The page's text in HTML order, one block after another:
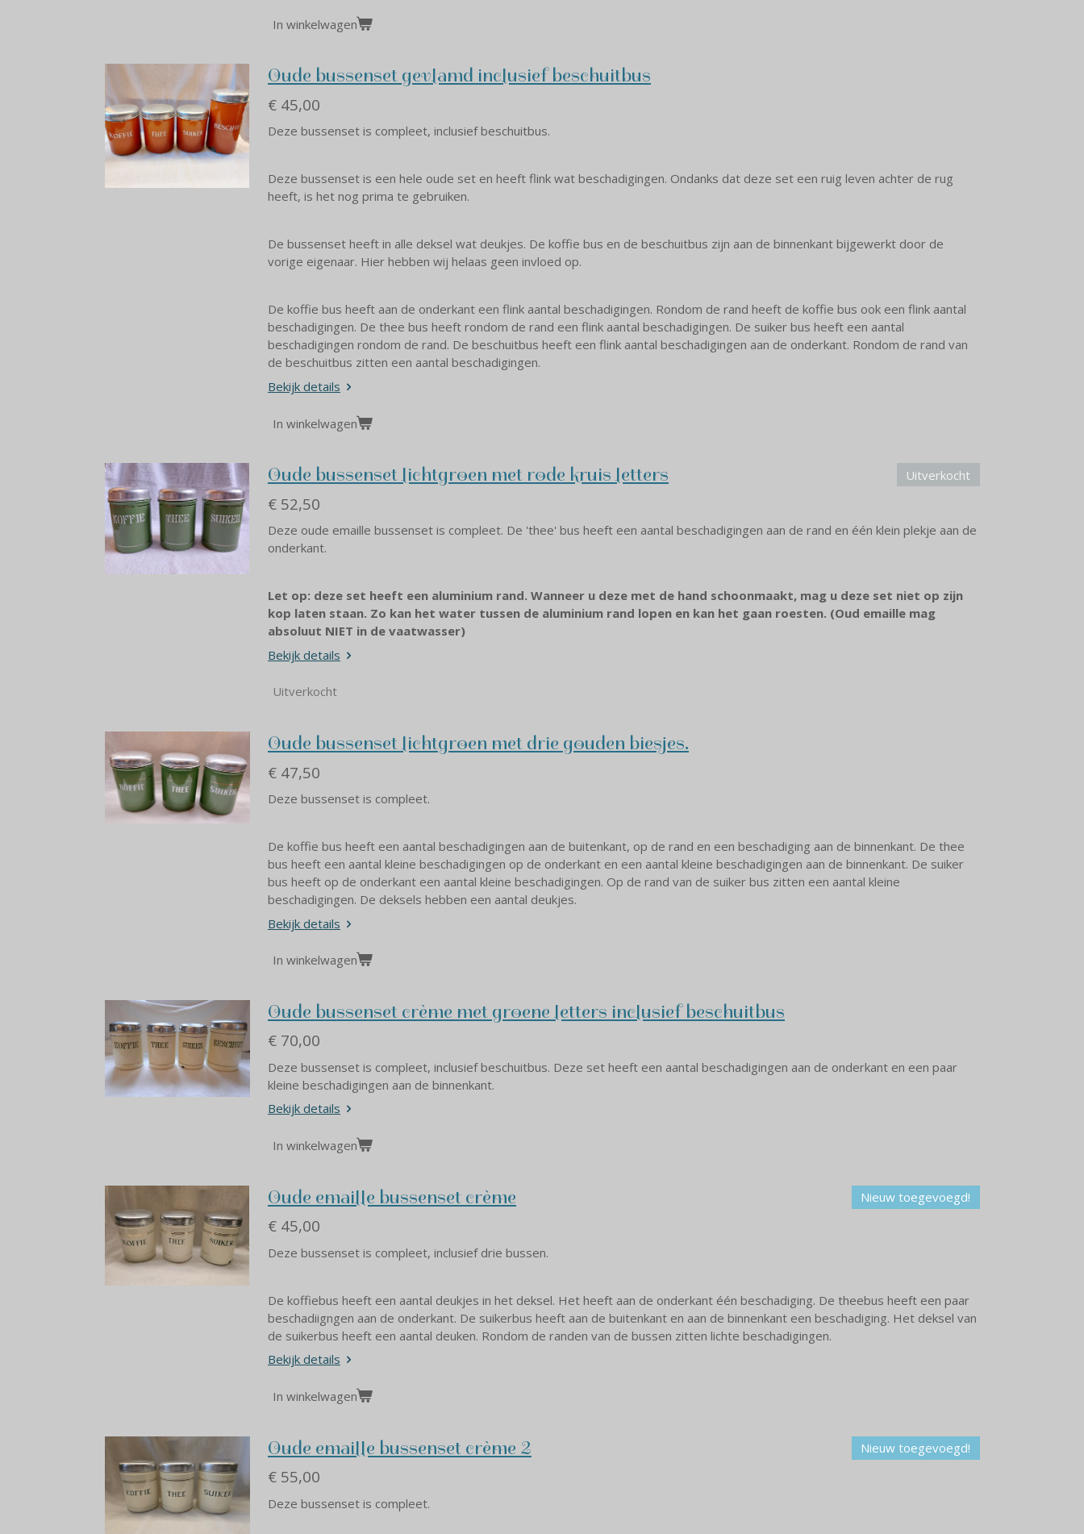
In winkelwagen
Oude bussenset gevlamd inclusief beschuitbus
€ 45,00
Deze bussenset is compleet, inclusief beschuitbus.
Deze bussenset is een hele oude set en heeft flink wat beschadigingen. Ondanks dat deze set een ruig leven achter de rug
heeft, is het nog prima te gebruiken.
De bussenset heeft in alle deksel wat deukjes. De koffie bus en de beschuitbus zijn aan de binnenkant bijgewerkt door de
vorige eigenaar. Hier hebben wij helaas geen invloed op.
De koffie bus heeft aan de onderkant een flink aantal beschadigingen. Rondom de rand heeft de koffie bus ook een flink aantal
beschadigingen. De thee bus heeft rondom de rand een flink aantal beschadigingen. De suiker bus heeft een aantal
beschadigingen rondom de rand. De beschuitbus heeft een flink aantal beschadigingen aan de onderkant. Rondom de rand van
de beschuitbus zitten een aantal beschadigingen.
Bekijk details
In winkelwagen
Uitverkocht
Oude bussenset lichtgroen met rode kruis letters
€ 52,50
Deze oude emaille bussenset is compleet. De 'thee' bus heeft een aantal beschadigingen aan de rand en één klein plekje aan de
onderkant.
Let op: deze set heeft een aluminium rand. Wanneer u deze met de hand schoonmaakt, mag u deze set niet op zijn
kop laten staan. Zo kan het water tussen de aluminium rand lopen en kan het gaan roesten. (Oud emaille mag
absoluut NIET in de vaatwasser)
Bekijk details
Uitverkocht
Oude bussenset lichtgroen met drie gouden biesjes.
€ 47,50
Deze bussenset is compleet.
De koffie bus heeft een aantal beschadigingen aan de buitenkant, op de rand en een beschadiging aan de binnenkant. De thee
bus heeft een aantal kleine beschadigingen op de onderkant en een aantal kleine beschadigingen aan de binnenkant. De suiker
bus heeft op de onderkant een aantal kleine beschadigingen. Op de rand van de suiker bus zitten een aantal kleine
beschadigingen. De deksels hebben een aantal deukjes.
Bekijk details
In winkelwagen
Oude bussenset crème met groene letters inclusief beschuitbus
€ 70,00
Deze bussenset is compleet, inclusief beschuitbus. Deze set heeft een aantal beschadigingen aan de onderkant en een paar
kleine beschadigingen aan de binnenkant.
Bekijk details
In winkelwagen
Nieuw toegevoegd!
Oude emaille bussenset crème
€ 45,00
Deze bussenset is compleet, inclusief drie bussen.
De koffiebus heeft een aantal deukjes in het deksel. Het heeft aan de onderkant één beschadiging. De theebus heeft een paar
beschadiigngen aan de onderkant. De suikerbus heeft aan de buitenkant en aan de binnenkant een beschadiging. Het deksel van
de suikerbus heeft een aantal deuken. Rondom de randen van de bussen zitten lichte beschadigingen.
Bekijk details
In winkelwagen
Nieuw toegevoegd!
Oude emaille bussenset crème 2
€ 55,00
Deze bussenset is compleet.